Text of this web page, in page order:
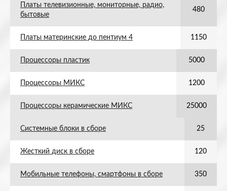
Платы телевизионные, мониторные, радио,
бытовые
480
Платы материнские до пентиум 4 1150
Процессоры пластик 5000
Процессоры МИКС 1200
Процессоры керамические МИКС 25000
Системные блоки в сборе 25
Жесткий диск в сборе 120
Мобильные телефоны, смартфоны в сборе 350